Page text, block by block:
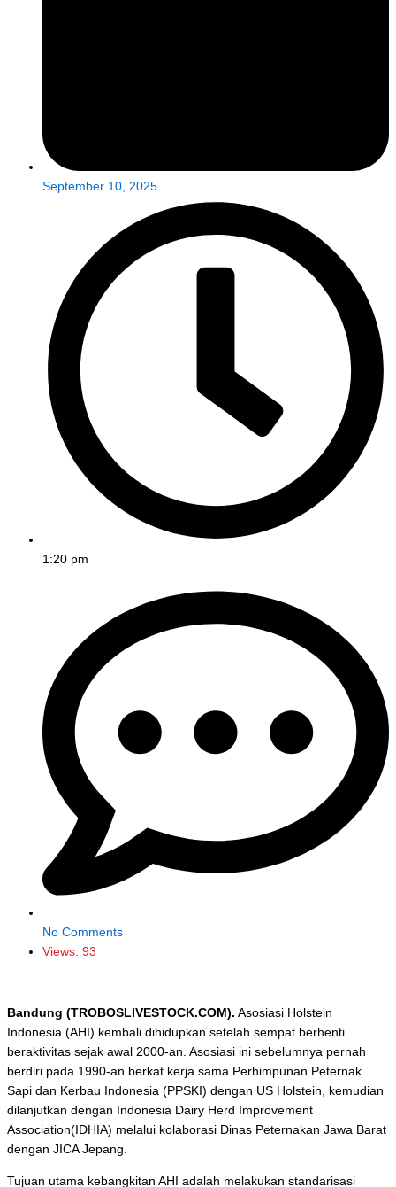
September 10, 2025
1:20 pm
No Comments
Views: 93
Bandung (TROBOSLIVESTOCK.COM). Asosiasi Holstein
Indonesia (AHI) kembali dihidupkan setelah sempat berhenti
beraktivitas sejak awal 2000-an. Asosiasi ini sebelumnya pernah
berdiri pada 1990-an berkat kerja sama Perhimpunan Peternak
Sapi dan Kerbau Indonesia (PPSKI) dengan US Holstein, kemudian
dilanjutkan dengan Indonesia Dairy Herd Improvement
Association(IDHIA) melalui kolaborasi Dinas Peternakan Jawa Barat
dengan JICA Jepang.
Tujuan utama kebangkitan AHI adalah melakukan standarisasi